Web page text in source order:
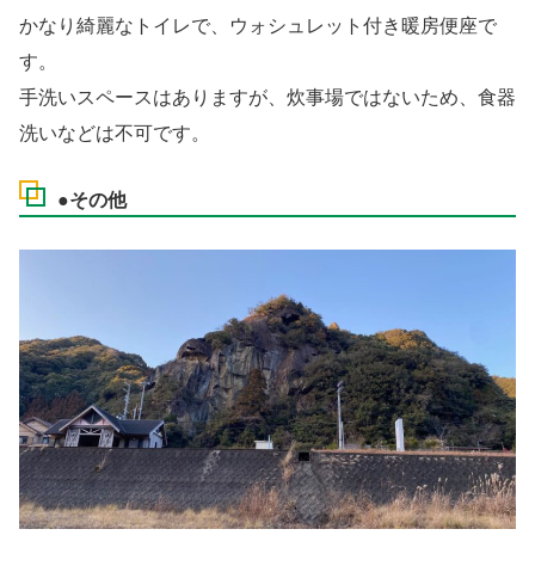
かなり綺麗なトイレで、ウォシュレット付き暖房便座で
す。
手洗いスペースはありますが、炊事場ではないため、食器
洗いなどは不可です。
●その他